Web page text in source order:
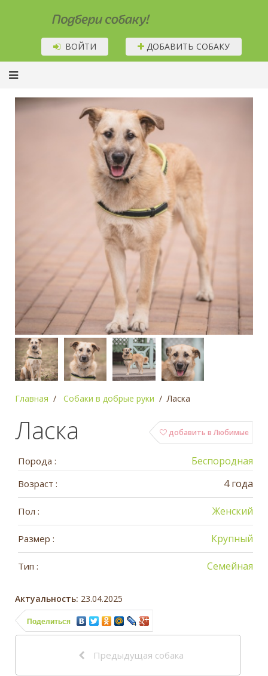
Подбери собаку!
ВОЙТИ ДОБАВИТЬ СОБАКУ
Главная Собаки в добрые руки Ласка
добавить в Любимые
Ласка
Порода : Беспородная
Возраст : 4 года
Пол : Женский
Размер : Крупный
Тип : Семейная
Актуальность: 23.04.2025
Поделиться
Предыдущая собака